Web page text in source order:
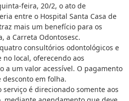
feira, 20/2, o ato de
entre o Hospital Santa Casa de
mais um benefício para os
a Carreta Odontosesc.
consultórios odontológicos e
local, oferecendo aos
a um valor acessível. O pagamento
em folha.
é direcionado somente aos